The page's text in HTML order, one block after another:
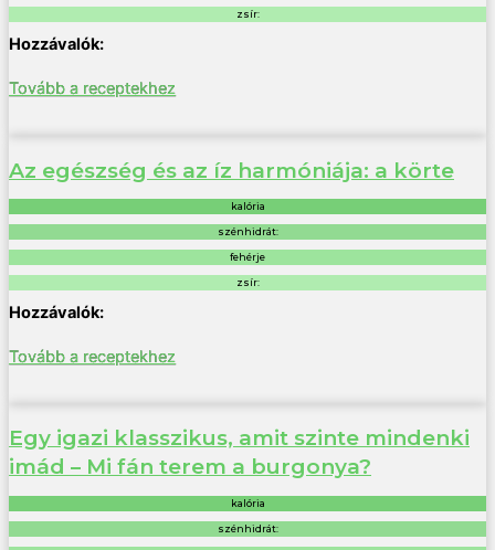
zsír:
Tovább a receptekhez
Az egészség és az íz harmóniája: a körte
kalória
szénhidrát:
fehérje
zsír:
Tovább a receptekhez
Egy igazi klasszikus, amit szinte mindenki
imád – Mi fán terem a burgonya?
kalória
szénhidrát: